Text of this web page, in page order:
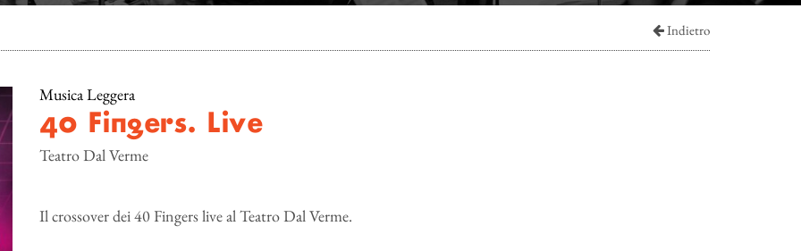
Indietro
Musica Leggera
40 Fingers. Live
Teatro Dal Verme
Il crossover dei 40 Fingers live al Teatro Dal Verme.